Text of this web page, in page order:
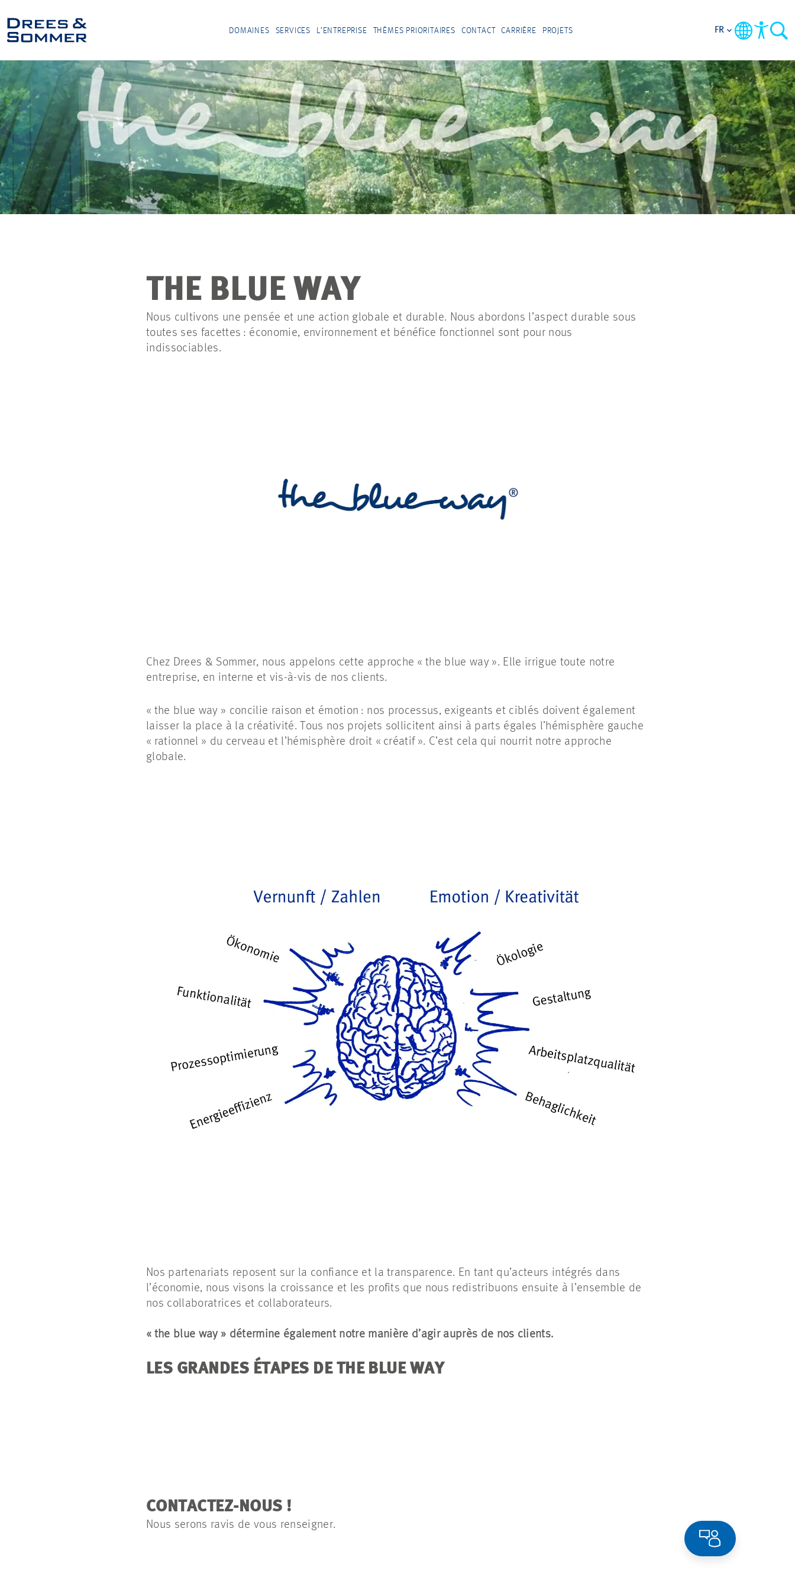
DOMAINES SERVICES L’ENTREPRISE THÈMES PRIORITAIRES CONTACT CARRIÈRE PROJETS FR
THE BLUE WAY
Nous cultivons une pensée et une action globale et durable. Nous abordons l’aspect durable sous
toutes ses facettes : économie, environnement et bénéfice fonctionnel sont pour nous
indissociables.
Chez Drees & Sommer, nous appelons cette approche « the blue way ». Elle irrigue toute notre
entreprise, en interne et vis-à-vis de nos clients.
« the blue way » concilie raison et émotion : nos processus, exigeants et ciblés doivent également
laisser la place à la créativité. Tous nos projets sollicitent ainsi à parts égales l’hémisphère gauche
« rationnel » du cerveau et l’hémisphère droit « créatif ». C’est cela qui nourrit notre approche
globale.
Nos partenariats reposent sur la confiance et la transparence. En tant qu’acteurs intégrés dans
l’économie, nous visons la croissance et les profits que nous redistribuons ensuite à l’ensemble de
nos collaboratrices et collaborateurs.
« the blue way » détermine également notre manière d’agir auprès de nos clients.
LES GRANDES ÉTAPES DE THE BLUE WAY
CONTACTEZ-NOUS !
Nous serons ravis de vous renseigner.